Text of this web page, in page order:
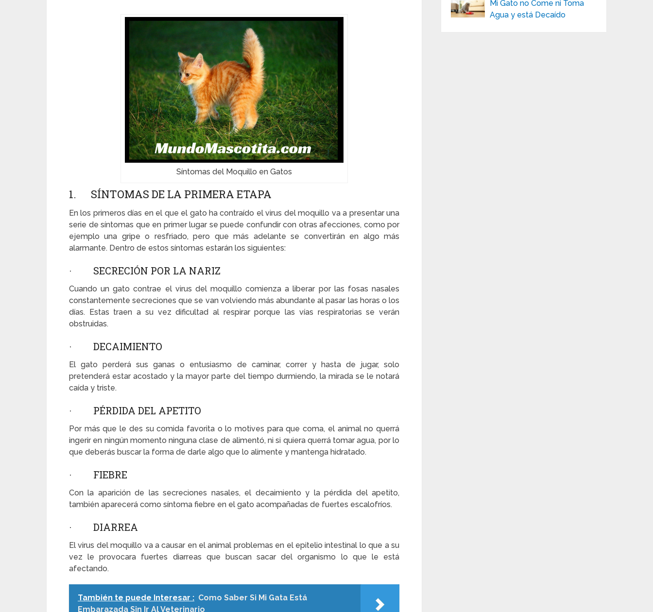
Síntomas del Moquillo en Gatos
1. SÍNTOMAS DE LA PRIMERA ETAPA
En los primeros días en el que el gato ha contraído el virus del moquillo va a presentar una
serie de síntomas que en primer lugar se puede confundir con otras afecciones, como por
ejemplo una gripe o resfriado, pero que más adelante se convertirán en algo más
alarmante. Dentro de estos síntomas estarán los siguientes:
· SECRECIÓN POR LA NARIZ
Cuando un gato contrae el virus del moquillo comienza a liberar por las fosas nasales
constantemente secreciones que se van volviendo más abundante al pasar las horas o los
días. Estas traen a su vez dificultad al respirar porque las vías respiratorias se verán
obstruidas.
· DECAIMIENTO
El gato perderá sus ganas o entusiasmo de caminar, correr y hasta de jugar, solo
pretenderá estar acostado y la mayor parte del tiempo durmiendo, la mirada se le notará
caída y triste.
· PÉRDIDA DEL APETITO
Por más que le des su comida favorita o lo motives para que coma, el animal no querrá
ingerir en ningún momento ninguna clase de alimentó, ni si quiera querrá tomar agua, por lo
que deberás buscar la forma de darle algo que lo alimente y mantenga hidratado.
· FIEBRE
Con la aparición de las secreciones nasales, el decaimiento y la pérdida del apetito,
también aparecerá como síntoma fiebre en el gato acompañadas de fuertes escalofríos.
· DIARREA
El virus del moquillo va a causar en el animal problemas en el epitelio intestinal lo que a su
vez le provocara fuertes diarreas que buscan sacar del organismo lo que le está
afectando.
También te puede Interesar : Como Saber Si Mi Gata Está
Embarazada Sin Ir Al Veterinario
Mi Gato no Come ni Toma
Agua y está Decaído